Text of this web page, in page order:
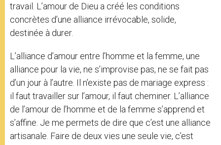
travail. L’amour de Dieu a créé les conditions
concrètes d’une alliance irrévocable, solide,
destinée à durer.
L’alliance d’amour entre l’homme et la femme, une
alliance pour la vie, ne s’improvise pas, ne se fait pas
d’un jour à l’autre. Il n’existe pas de mariage express :
il faut travailler sur l’amour, il faut cheminer. L’alliance
de l’amour de l’homme et de la femme s’apprend et
s’affine. Je me permets de dire que c’est une alliance
artisanale. Faire de deux vies une seule vie, c’est